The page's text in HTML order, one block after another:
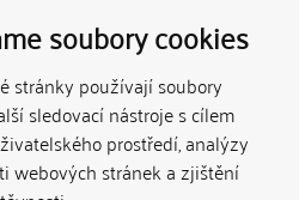
soubory cookies
stránky používají soubory
sledovací nástroje s cílem
prostředí, analýzy
webových stránek a zjištění
k
not
of